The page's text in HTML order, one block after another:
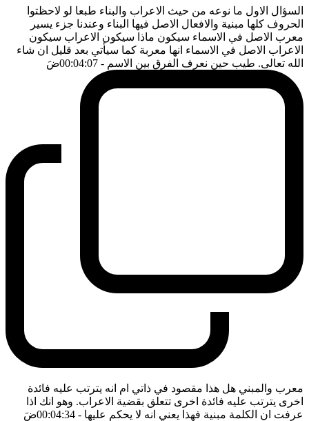
السؤال الاول ما نوعه من حيث الاعراب والبناء طبعا لو لاحظتوا
الحروف كلها مبنية والافعال الاصل فيها البناء وعندنا جزء يسير
معرب الاصل في الاسماء سيكون ماذا سيكون الاعراب سيكون
الاعراب الاصل في الاسماء انها معربة كما سيأتي بعد قليل ان شاء
الله تعالى. طيب حين نعرف الفرق بين الاسم - 00:04:07 ضَ
معرب والمبني هل هذا مقصود في ذاتي ام انه يترتب عليه فائدة
اخرى يترتب عليه فائدة اخرى تتعلق بقضية الاعراب. وهو انك اذا
عرفت ان الكلمة مبنية فهذا يعني انه لا يحكم عليها - 00:04:34 ضَ